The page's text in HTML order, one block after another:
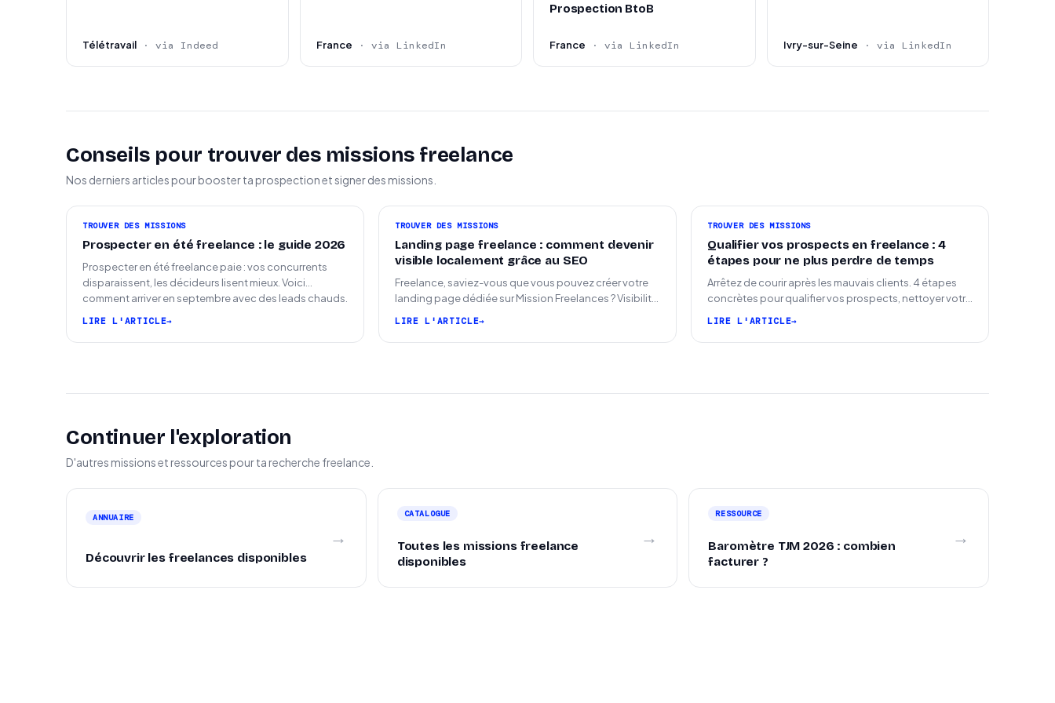
Télétravail · via Indeed France · via LinkedIn
Prospection BtoB
France · via LinkedIn Ivry-sur-Seine · via LinkedIn
Conseils pour trouver des missions freelance
Nos derniers articles pour booster ta prospection et signer des missions.
TROUVER DES MISSIONS
Prospecter en été freelance : le guide 2026
Prospecter en été freelance paie : vos concurrents
disparaissent, les décideurs lisent mieux. Voici
comment arriver en septembre avec des leads chauds.
LIRE L'ARTICLE
TROUVER DES MISSIONS
Landing page freelance : comment devenir
visible localement grâce au SEO
Freelance, saviez-vous que vous pouvez créer votre
landing page dédiée sur Mission Freelances ? Visibilité
LIRE L'ARTICLE
TROUVER DES MISSIONS
Qualifier vos prospects en freelance : 4
étapes pour ne plus perdre de temps
Arrêtez de courir après les mauvais clients. 4 étapes
concrètes pour qualifier vos prospects, nettoyer votre
LIRE L'ARTICLE
Continuer l'exploration
D'autres missions et ressources pour ta recherche freelance.
ANNUAIRE
Découvrir les freelances disponibles
→
CATALOGUE
Toutes les missions freelance
disponibles
→
RESSOURCE
Baromètre TJM 2026 : combien
facturer ?
→